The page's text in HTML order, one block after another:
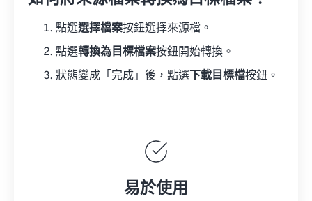
點選選擇檔案按鈕選擇來源檔。
點選轉換為目標檔案按鈕開始轉換。
狀態變成「完成」後，點選 下載目標檔按鈕。
易於使用